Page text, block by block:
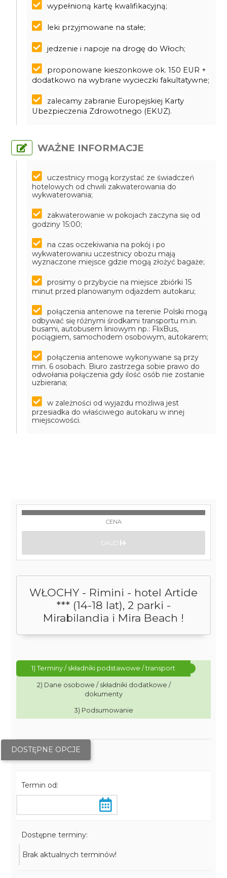
wypełnioną kartę kwalifikacyjną;
leki przyjmowane na stałe;
jedzenie i napoje na drogę do Włoch;
proponowane kieszonkowe ok. 150 EUR +
dodatkowo na wybrane wycieczki fakultatywne;
zalecamy zabranie Europejskiej Karty
Ubezpieczenia Zdrowotnego (EKUZ).
WAŻNE INFORMACJE
uczestnicy mogą korzystać ze świadczeń
hotelowych od chwili zakwaterowania do
wykwaterowania;
zakwaterowanie w pokojach zaczyna się od
godziny 15:00;
na czas oczekiwania na pokój i po
wykwaterowaniu uczestnicy obozu mają
wyznaczone miejsce gdzie mogą złożyć bagaże;
prosimy o przybycie na miejsce zbiórki 15
minut przed planowanym odjazdem autokaru;
połączenia antenowe na terenie Polski mogą
odbywać się różnymi środkami transportu m.in.
busami, autobusem liniowym np.: FlixBus,
pociągiem, samochodem osobowym, autokarem;
połączenia antenowe wykonywane są przy
min. 6 osobach. Biuro zastrzega sobie prawo do
odwołania połączenia gdy ilość osób nie zostanie
uzbierana;
w zależności od wyjazdu możliwa jest
przesiadka do właściwego autokaru w innej
miejscowości.
WŁOCHY - Rimini - hotel Artide
*** (14-18 lat), 2 parki -
Mirabilandia i Mira Beach !
1) Terminy / składniki podstawowe / transport
2) Dane osobowe / składniki dodatkowe /
dokumenty
3) Podsumowanie
DOSTĘPNE OPCJE
Termin od:
Dostępne terminy:
Brak aktualnych terminów!
CENA
DALEJ